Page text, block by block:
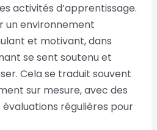
activités d’apprentissage.
un environnement
et motivant, dans
se sent soutenu et
Cela se traduit souvent
sur mesure, avec des
régulières pour